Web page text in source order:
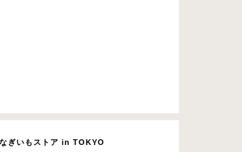
ぎいもストア in TOKYO